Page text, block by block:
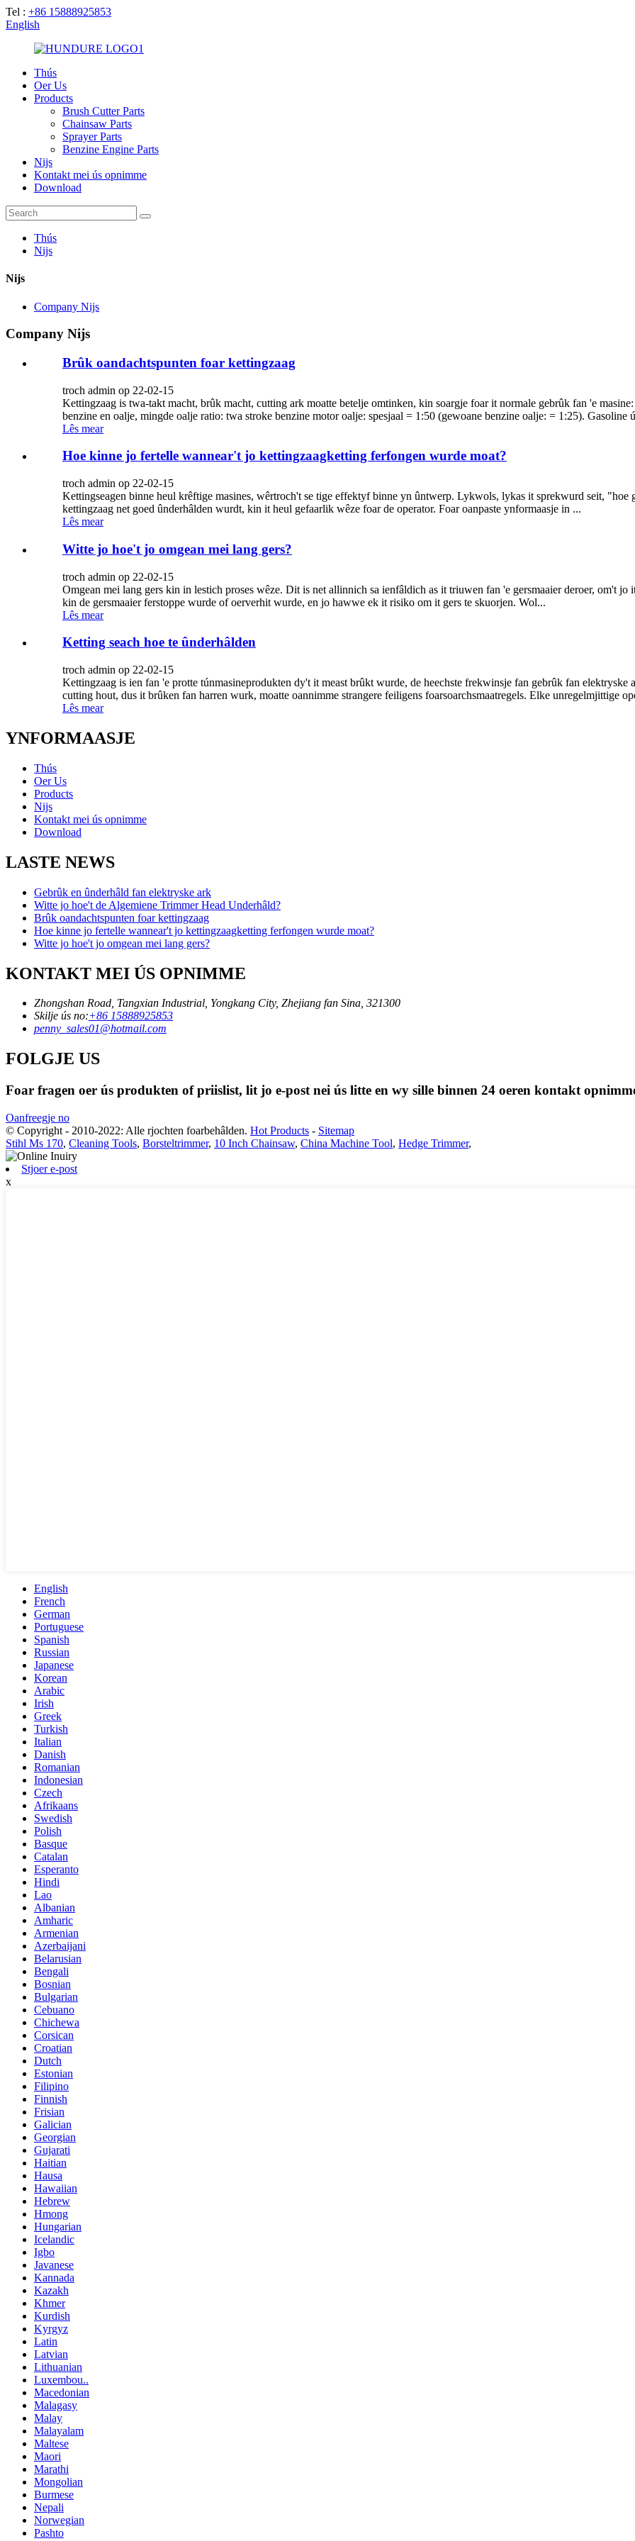
Tel : +86 15888925853
English
Thús
Oer Us
Products
Brush Cutter Parts
Chainsaw Parts
Sprayer Parts
Benzine Engine Parts
Nijs
Kontakt mei ús opnimme
Download
Thús
Nijs
Nijs
Company Nijs
Company Nijs
Brûk oandachtspunten foar kettingzaag
troch admin op 22-02-15
Kettingzaag is twa-takt macht, brûk macht, cutting ark moatte betelje omtinken, kin soargje foar it normale gebrûk fan 'e
benzine en oalje, mingde oalje ratio: twa stroke benzine motor oalje: spesjaal = 1:50 (gewoane benzine oalje: = 1:25). Gasoline
Lês mear
Hoe kinne jo fertelle wannear't jo kettingzaagketting ferfongen wurde moat?
troch admin op 22-02-15
Kettingseagen binne heul krêftige masines, wêrtroch't se tige effektyf binne yn ûntwerp. Lykwols, lykas it sprekwurd seit,
kettingzaag net goed ûnderhâlden wurdt, kin it heul gefaarlik wêze foar de operator. Foar oanpaste ynformaasje in ...
Lês mear
Witte jo hoe't jo omgean mei lang gers?
troch admin op 22-02-15
Omgean mei lang gers kin in lestich proses wêze. Dit is net allinnich sa ienfâldich as it triuwen fan 'e gersmaaier deroer, om't jo
kin de gersmaaier ferstoppe wurde of oerverhit wurde, en jo hawwe ek it risiko om it gers te skuorjen. Wol...
Lês mear
Ketting seach hoe te ûnderhâlden
troch admin op 22-02-15
Kettingzaag is ien fan 'e protte túnmasineprodukten dy't it meast brûkt wurde, de heechste frekwinsje fan gebrûk fan elektryske
cutting hout, dus it brûken fan harren wurk, moatte oannimme strangere feiligens foarsoarchsmaatregels. Elke unregelmjittige
Lês mear
YNFORMAASJE
Thús
Oer Us
Products
Nijs
Kontakt mei ús opnimme
Download
LASTE NEWS
Gebrûk en ûnderhâld fan elektryske ark
Witte jo hoe't de Algemiene Trimmer Head Underhâld?
Brûk oandachtspunten foar kettingzaag
Hoe kinne jo fertelle wannear't jo kettingzaagketting ferfongen wurde moat?
Witte jo hoe't jo omgean mei lang gers?
KONTAKT MEI ÚS OPNIMME
Zhongshan Road, Tangxian Industrial, Yongkang City, Zhejiang fan Sina, 321300
Skilje ús no:+86 15888925853
penny_sales01@hotmail.com
FOLGJE US
Foar fragen oer ús produkten of priislist, lit jo e-post nei ús litte en wy sille binnen 24 oeren kontakt
Oanfreegje no
© Copyright - 2010-2022: Alle rjochten foarbehâlden. Hot Products - Sitemap
Stihl Ms 170, Cleaning Tools, Borsteltrimmer, 10 Inch Chainsaw, China Machine Tool, Hedge Trimmer,
Stjoer e-post
x
English
French
German
Portuguese
Spanish
Russian
Japanese
Korean
Arabic
Irish
Greek
Turkish
Italian
Danish
Romanian
Indonesian
Czech
Afrikaans
Swedish
Polish
Basque
Catalan
Esperanto
Hindi
Lao
Albanian
Amharic
Armenian
Azerbaijani
Belarusian
Bengali
Bosnian
Bulgarian
Cebuano
Chichewa
Corsican
Croatian
Dutch
Estonian
Filipino
Finnish
Frisian
Galician
Georgian
Gujarati
Haitian
Hausa
Hawaiian
Hebrew
Hmong
Hungarian
Icelandic
Igbo
Javanese
Kannada
Kazakh
Khmer
Kurdish
Kyrgyz
Latin
Latvian
Lithuanian
Luxembou..
Macedonian
Malagasy
Malay
Malayalam
Maltese
Maori
Marathi
Mongolian
Burmese
Nepali
Norwegian
Pashto